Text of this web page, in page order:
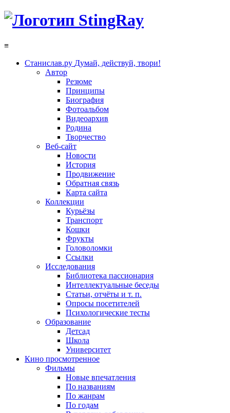
≡
Станислав.ру Думай, действуй, твори!
Автор
Резюме
Принципы
Биография
Фотоальбом
Видеоархив
Родина
Творчество
Веб-сайт
Новости
История
Продвижение
Обратная связь
Карта сайта
Коллекции
Курьёзы
Транспорт
Кошки
Фрукты
Головоломки
Ссылки
Исследования
Библиотека пассионария
Интеллектуальные беседы
Статьи, отчёты и т. п.
Опросы посетителей
Психологические тесты
Образование
Детсад
Школа
Университет
Кино просмотренное
Фильмы
Новые впечатления
По названиям
По жанрам
По годам